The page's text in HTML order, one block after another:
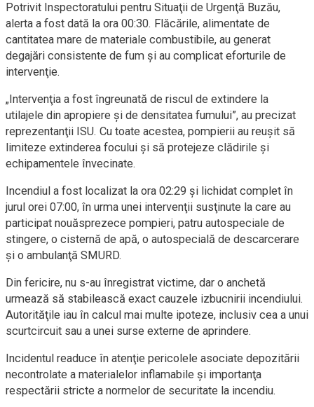
Potrivit Inspectoratului pentru Situaţii de Urgenţă Buzău,
alerta a fost dată la ora 00:30. Flăcările, alimentate de
cantitatea mare de materiale combustibile, au generat
degajări consistente de fum şi au complicat eforturile de
intervenţie.
„Intervenţia a fost îngreunată de riscul de extindere la
utilajele din apropiere şi de densitatea fumului”, au precizat
reprezentanţii ISU. Cu toate acestea, pompierii au reuşit să
limiteze extinderea focului şi să protejeze clădirile şi
echipamentele învecinate.
Incendiul a fost localizat la ora 02:29 şi lichidat complet în
jurul orei 07:00, în urma unei intervenţii susţinute la care au
participat nouăsprezece pompieri, patru autospeciale de
stingere, o cisternă de apă, o autospecială de descarcerare
şi o ambulanţă SMURD.
Din fericire, nu s-au înregistrat victime, dar o anchetă
urmează să stabilească exact cauzele izbucnirii incendiului.
Autorităţile iau în calcul mai multe ipoteze, inclusiv cea a unui
scurtcircuit sau a unei surse externe de aprindere.
Incidentul readuce în atenţie pericolele asociate depozitării
necontrolate a materialelor inflamabile şi importanţa
respectării stricte a normelor de securitate la incendiu.